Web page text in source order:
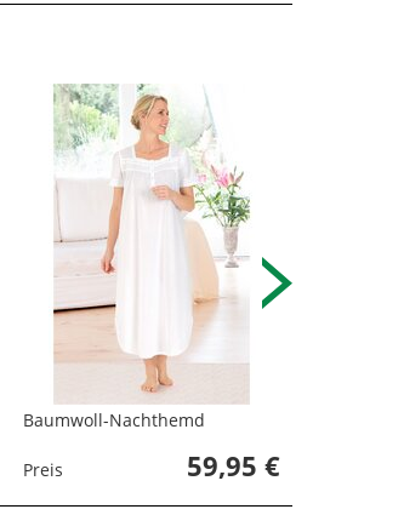
Baumwoll-Nachthemd
Preis 59,95 €